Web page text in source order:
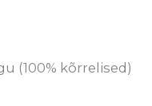
(100% kõrrelised)